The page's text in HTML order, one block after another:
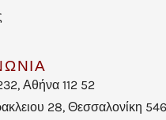
Αθήνα 112 52
28, Θεσσαλονίκη